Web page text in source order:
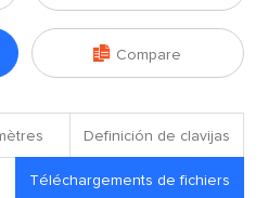
 Compare
Definición de clavijas
Téléchargements de fichiers